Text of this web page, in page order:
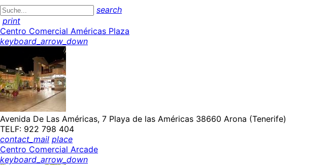
search
print
Centro Comercial Américas Plaza
keyboard_arrow_down
Avenida De Las Américas, 7 Playa de las Américas 38660 Arona (Tenerife)
TELF: 922 798 404
contact_mail place
Centro Comercial Arcade
keyboard_arrow_down